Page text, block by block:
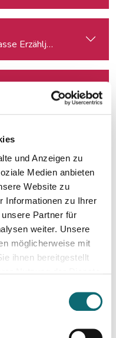
und Anzeigen zu
Medien anbieten
Website zu
Informationen zu Ihrer
Partner für
weiter. Unsere
möglicherweise mit
ihnen bereitgestellt
Erzähljournalismus –
Briefing zur
Election Results in Eastern Germany: